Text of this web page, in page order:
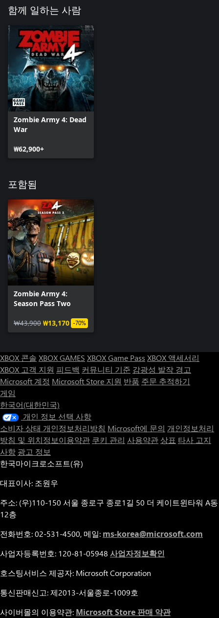
함께 일하는 사람
Zombie Army 4: Dead
War
₩62,900+
포함됨
Zombie Army 4:
Season Pass Two
₩43,900 ₩13,170 -70%
XBOX 콘솔 XBOX GAMES XBOX Game Pass XBOX 액세서리
XBOX 고객 지원 피드백 커뮤니티 기준 감광성 발작 경고
Microsoft 계정 Microsoft Store 지원 반품 주문 추적하기
게임
한국어(대한민국)
개인 정보 선택 사항
소비자 상태 개인정보처리방침 Microsoft에 문의 개인정보처리
방침 및 위치정보이용약관 쿠키 관리 사용약관 상표 타사 고지
사항 광고 정보
한국마이크로소프트(유)
대표이사: 조원우
주소: (우)110-150 서울 종로구 종로1길 50 더 케이트윈타워 A동
12층
전화번호: 02-531-4500, 메일: ms-korea@microsoft.com
사업자등록번호: 120-81-05948 사업자정보확인
호스팅서비스 제공자: Microsoft Corporation
통신판매신고: 제2013-서울종로-1009호
사이버몰의 이용약관: Microsoft Store 판매 약관